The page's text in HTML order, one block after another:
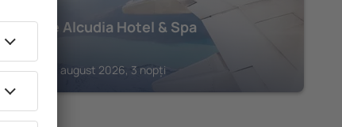
Bahia de Alcudia Hotel & Spa
775
Alcudia, 20 august 2026, 3 nopți